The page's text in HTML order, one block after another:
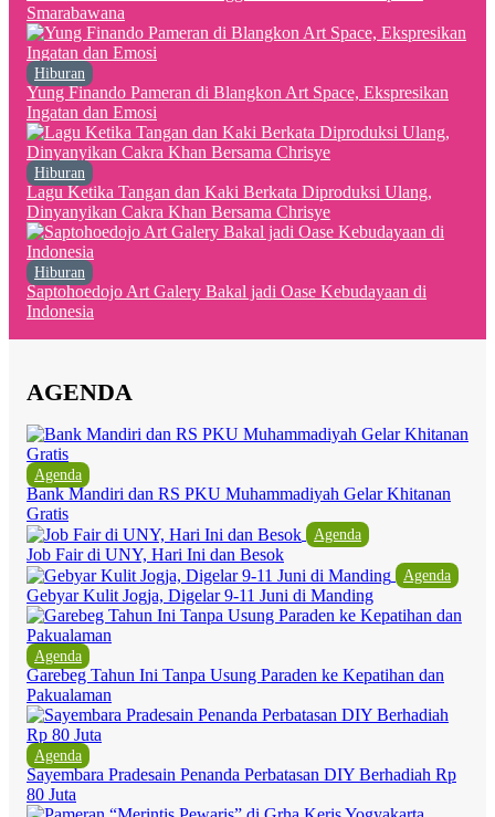
Smarabawana
Hiburan
Yung Finando Pameran di Blangkon Art Space, Ekspresikan
Ingatan dan Emosi
Hiburan
Lagu Ketika Tangan dan Kaki Berkata Diproduksi Ulang,
Dinyanyikan Cakra Khan Bersama Chrisye
Hiburan
Saptohoedojo Art Galery Bakal jadi Oase Kebudayaan di
Indonesia
AGENDA
Agenda
Bank Mandiri dan RS PKU Muhammadiyah Gelar Khitanan
Gratis
Agenda
Job Fair di UNY, Hari Ini dan Besok
Agenda
Gebyar Kulit Jogja, Digelar 9-11 Juni di Manding
Agenda
Garebeg Tahun Ini Tanpa Usung Paraden ke Kepatihan dan
Pakualaman
Agenda
Sayembara Pradesain Penanda Perbatasan DIY Berhadiah Rp
80 Juta